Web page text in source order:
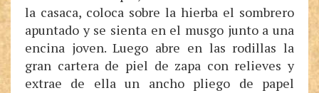
la casaca, coloca sobre la hierba el sombrero
apuntado y se sienta en el musgo junto a una
encina joven. Luego abre en las rodillas la
gran cartera de piel de zapa con relieves y
extrae de ella un ancho pliego de papel